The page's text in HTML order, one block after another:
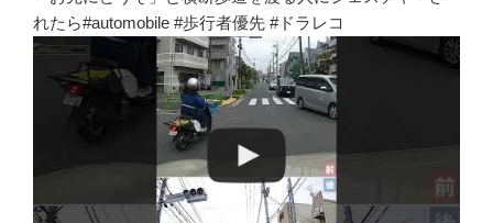
れたら#automobile #歩行者優先 #ドラレコ